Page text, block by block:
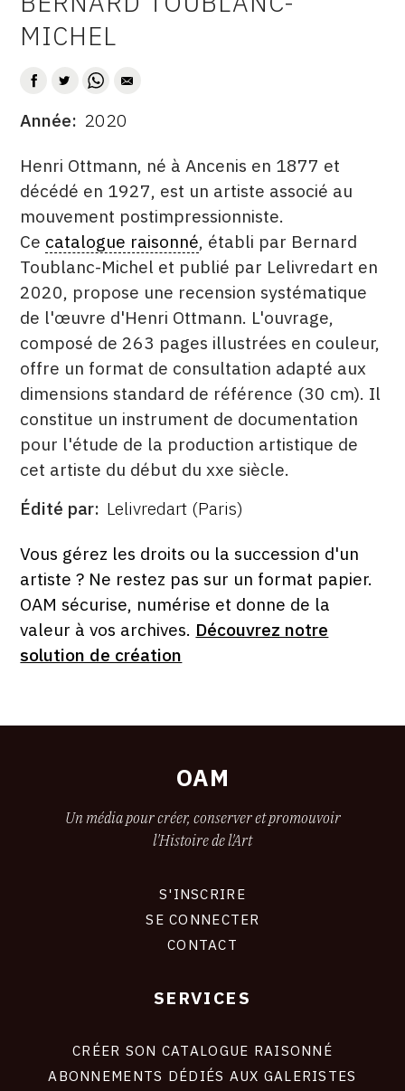
SUIVEZ-NOUS
INSTAGRAM
FACEBOOK
TWITTER
PINTEREST
AUTEUR
MICHEL
DATE
Année 2020
DESCRITPTION
Henri Ottmann, né à Ancenis en 1877 et
décédé en 1927, est un artiste associé au
mouvement postimpressionniste.
Ce catalogue raisonné, établi par Bernard
Toublanc-Michel et publié par Lelivredart en
2020, propose une recension systématique
de l'œuvre d'Henri Ottmann. L'ouvrage,
composé de 263 pages illustrées en couleur,
offre un format de consultation adapté aux
dimensions standard de référence (30 cm). Il
constitue un instrument de documentation
pour l'étude de la production artistique de
cet artiste du début du xxe siècle.
ÉDITÉ
Édité par Lelivredart (Paris)
FORMAT
ÉTAT
Vous gérez les droits ou la succession d'un
artiste ? Ne restez pas sur un format papier.
OAM sécurise, numérise et donne de la
valeur à vos archives. Découvrez notre
solution de création
OAM
Un média pour créer, conserver et promouvoir
l'Histoire de l'Art
S'INSCRIRE
SE CONNECTER
CONTACT
SERVICES
CRÉER SON CATALOGUE RAISONNÉ
ABONNEMENTS DÉDIÉS AUX GALERISTES